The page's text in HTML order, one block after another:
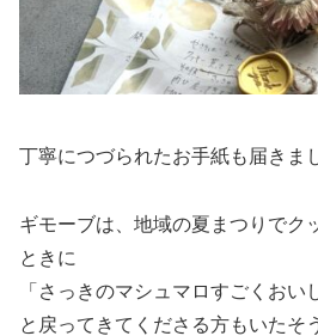
丁寧につづられたお手紙も届きま
ギモーブは、地域の夏まつりでク
ときに
「さっきのマシュマロすごくおい
と戻ってきてくださる方もいたそ